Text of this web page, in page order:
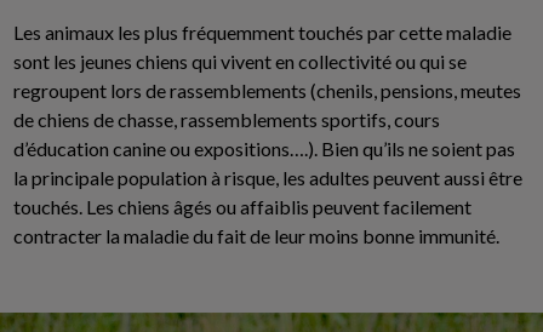
Les animaux les plus fréquemment touchés par cette maladie
sont les jeunes chiens qui vivent en collectivité ou qui se
regroupent lors de rassemblements (chenils, pensions, meutes
de chiens de chasse, rassemblements sportifs, cours
d’éducation canine ou expositions….). Bien qu’ils ne soient pas
la principale population à risque, les adultes peuvent aussi être
touchés. Les chiens âgés ou affaiblis peuvent facilement
contracter la maladie du fait de leur moins bonne immunité.